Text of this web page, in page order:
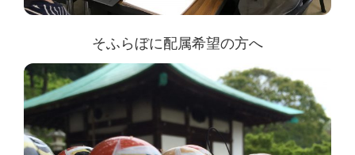
そふらぼに配属希望の方へ